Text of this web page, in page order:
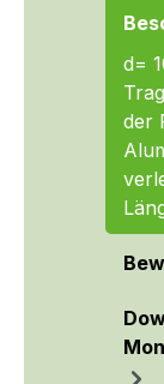
d=
der